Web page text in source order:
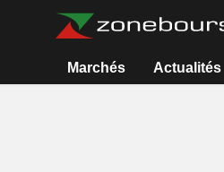
Marchés Actualités